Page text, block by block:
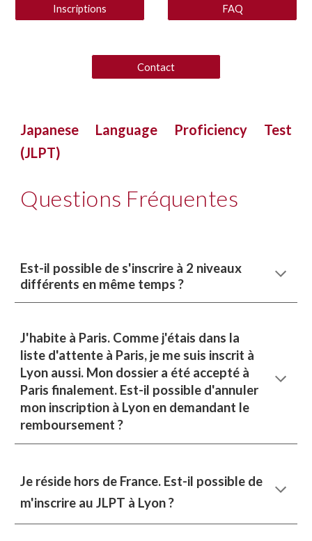
Inscriptions FAQ
Contact
Japanese Language Proficiency Test
(JLPT)
Questions Fréquentes
Est-il possible de s'inscrire à 2 niveaux
différents en même temps ?
J'habite à Paris. Comme j'étais dans la
liste d'attente à Paris, je me suis inscrit à
Lyon aussi. Mon dossier a été accepté à
Paris finalement. Est-il possible d'annuler
mon inscription à Lyon en demandant le
remboursement ?
Je réside hors de France. Est-il possible de
m'inscrire au JLPT à Lyon ?